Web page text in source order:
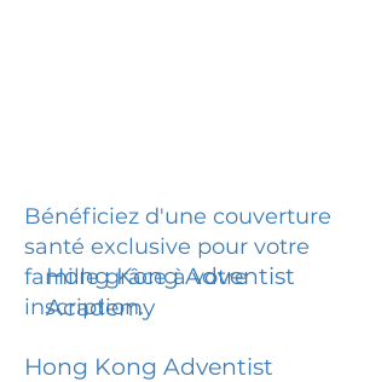
Bénéficiez d'une couverture
santé exclusive pour votre
famille grâce à votre
inscription.
Hong Kong Adventist
Academy
Hong Kong Adventist